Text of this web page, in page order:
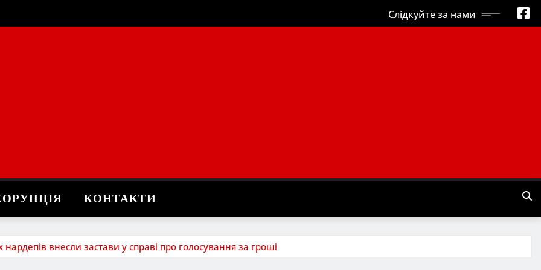
Слідкуйте за нами
КОНТАКТИ
внесли застави у справі про голосування за гроші